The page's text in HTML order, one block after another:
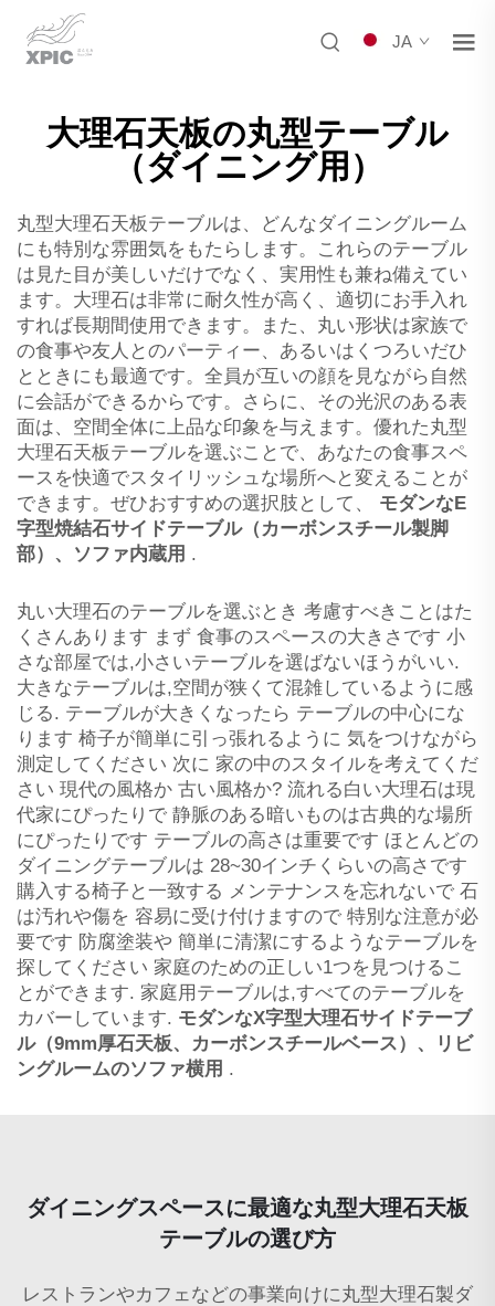
JA
大理石天板の丸型テーブル
（ダイニング用）
丸型大理石天板テーブルは、どんなダイニングルーム
にも特別な雰囲気をもたらします。これらのテーブル
は見た目が美しいだけでなく、実用性も兼ね備えてい
ます。大理石は非常に耐久性が高く、適切にお手入れ
すれば長期間使用できます。また、丸い形状は家族で
の食事や友人とのパーティー、あるいはくつろいだひ
とときにも最適です。全員が互いの顔を見ながら自然
に会話ができるからです。さらに、その光沢のある表
面は、空間全体に上品な印象を与えます。優れた丸型
大理石天板テーブルを選ぶことで、あなたの食事スペ
ースを快適でスタイリッシュな場所へと変えることが
できます。ぜひおすすめの選択肢として、 モダンなE
字型焼結石サイドテーブル（カーボンスチール製脚
部）、ソファ内蔵用 .
丸い大理石のテーブルを選ぶとき 考慮すべきことはた
くさんあります まず 食事のスペースの大きさです 小
さな部屋では,小さいテーブルを選ばないほうがいい.
大きなテーブルは,空間が狭くて混雑しているように感
じる. テーブルが大きくなったら テーブルの中心にな
ります 椅子が簡単に引っ張れるように 気をつけながら
測定してください 次に 家の中のスタイルを考えてくだ
さい 現代の風格か 古い風格か? 流れる白い大理石は現
代家にぴったりで 静脈のある暗いものは古典的な場所
にぴったりです テーブルの高さは重要です ほとんどの
ダイニングテーブルは 28~30インチくらいの高さです
購入する椅子と一致する メンテナンスを忘れないで 石
は汚れや傷を 容易に受け付けますので 特別な注意が必
要です 防腐塗装や 簡単に清潔にするようなテーブルを
探してください 家庭のための正しい1つを見つけるこ
とができます. 家庭用テーブルは,すべてのテーブルを
カバーしています. モダンなX字型大理石サイドテーブ
ル（9mm厚石天板、カーボンスチールベース）、リビ
ングルームのソファ横用 .
ダイニングスペースに最適な丸型大理石天板
テーブルの選び方
レストランやカフェなどの事業向けに丸型大理石製ダ